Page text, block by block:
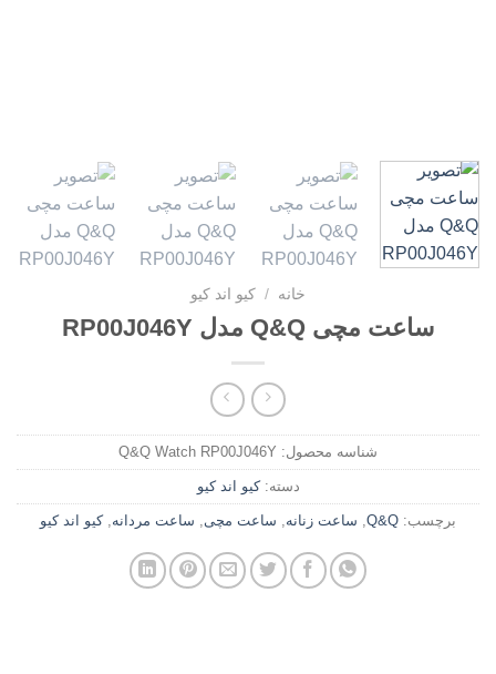
خانه / کیو اند کیو
ساعت مچی Q&Q مدل RP00J046Y
شناسه محصول: Q&Q Watch RP00J046Y
دسته:کیو اند کیو
برچسب: Q&Q
, ساعت زنانه, ساعت مچی, ساعت مردانه,کیو اند کیو